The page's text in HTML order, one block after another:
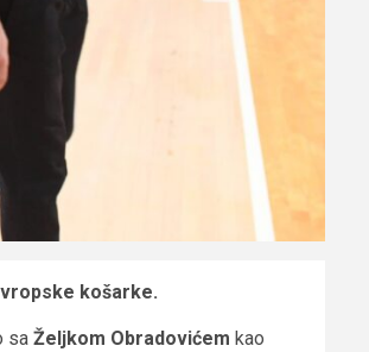
košarke.
sa Željkom Obradovićem kao